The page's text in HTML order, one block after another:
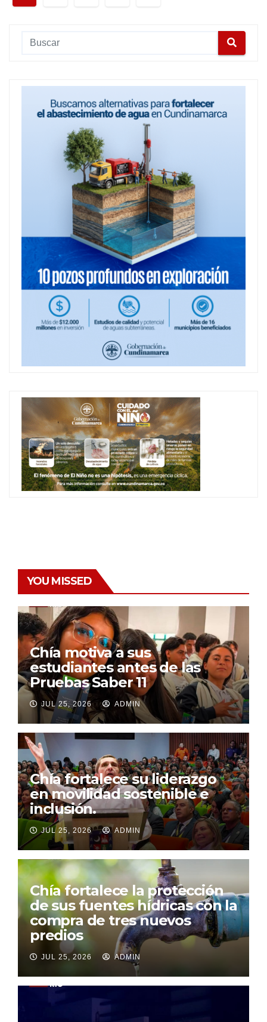
YOU MISSED
Chía motiva a sus
estudiantes antes de las
Pruebas Saber 11
JUL 25, 2026 ADMIN
Chía fortalece su liderazgo
en movilidad sostenible e
inclusión.
JUL 25, 2026 ADMIN
Chía fortalece la protección
de sus fuentes hídricas con la
compra de tres nuevos
predios
JUL 25, 2026 ADMIN